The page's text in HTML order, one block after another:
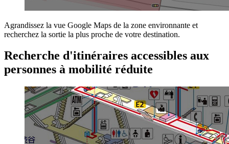
Agrandissez la vue Google Maps de la zone environnante et
recherchez la sortie la plus proche de votre destination.
Recherche d'itinéraires accessibles aux
personnes à mobilité réduite